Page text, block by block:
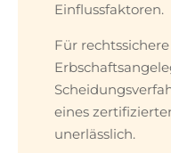
Einflussfaktoren.
Für
eines
unerlässlich.